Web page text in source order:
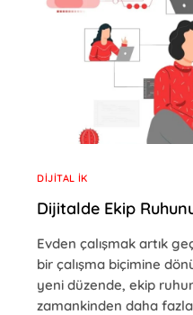
DIJITAL İK
Dijitalde Ekip
Evden çalışmak artık
bir çalışma biçimine
yeni düzende, ekip
zamankinden daha